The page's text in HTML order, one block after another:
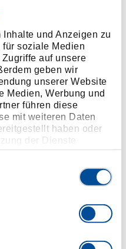
und Anzeigen zu
soziale Medien
auf unsere
geben wir
unserer Website
Medien, Werbung und
führen diese
mit weiteren Daten
haben oder
der Dienste
EAN4002805732113
leicht